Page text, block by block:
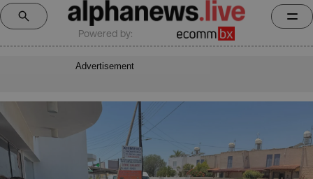
Powered by:
Advertisement